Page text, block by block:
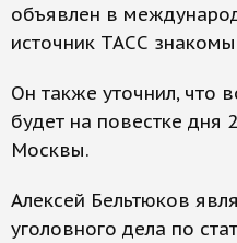
объявлен в
источник ТАСС
Он также уточнил, что
будет на повестке дня
Москвы.
Алексей Бельтюков
уголовного дела по